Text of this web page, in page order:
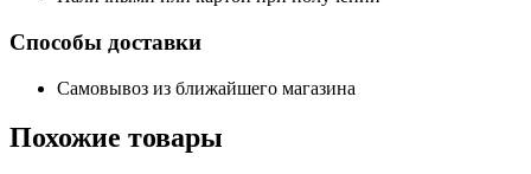
Способы доставки
Самовывоз из ближайшего магазина
Похожие товары